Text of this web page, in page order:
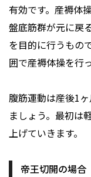
有効です。産褥体
盤底筋群が元に戻
を目的に行うもの
囲で産褥体操を行
腹筋運動は産後1
ましょう。最初は
上げていきます。
帝王切開の場合